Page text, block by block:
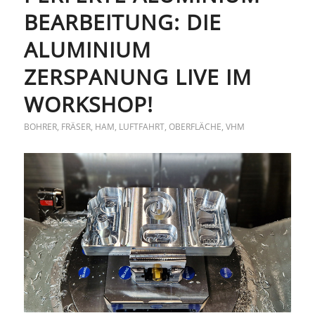
BEARBEITUNG: DIE
ALUMINIUM
ZERSPANUNG LIVE IM
WORKSHOP!
BOHRER, FRÄSER, HAM, LUFTFAHRT, OBERFLÄCHE, VHM